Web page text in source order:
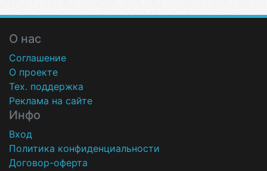
О нас
Соглашение
О проекте
Тех. поддержка
Реклама на сайте
Инфо
Вход
Политика конфиденциальности
Договор-оферта